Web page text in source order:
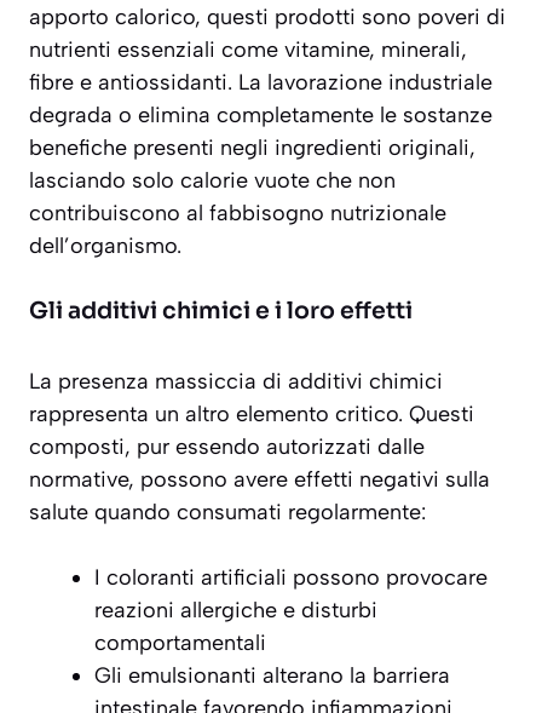
apporto calorico, questi prodotti sono poveri di
nutrienti essenziali come vitamine, minerali,
fibre e antiossidanti. La lavorazione industriale
degrada o elimina completamente le sostanze
benefiche presenti negli ingredienti originali,
lasciando solo calorie vuote che non
contribuiscono al fabbisogno nutrizionale
dell’organismo.
Gli additivi chimici e i loro effetti
La presenza massiccia di additivi chimici
rappresenta un altro elemento critico. Questi
composti, pur essendo autorizzati dalle
normative, possono avere effetti negativi sulla
salute quando consumati regolarmente:
I coloranti artificiali possono provocare
reazioni allergiche e disturbi
comportamentali
Gli emulsionanti alterano la barriera